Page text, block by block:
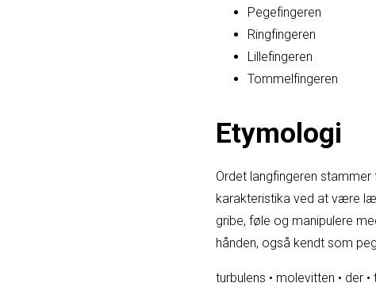
Pegefingeren
Ringfingeren
Lillefingeren
Tommelfingeren
Etymologi
Ordet langfingeren
karakteristika ved at være
gribe, føle og manipulere
hånden, også kendt som
turbulens • molevitten • der •